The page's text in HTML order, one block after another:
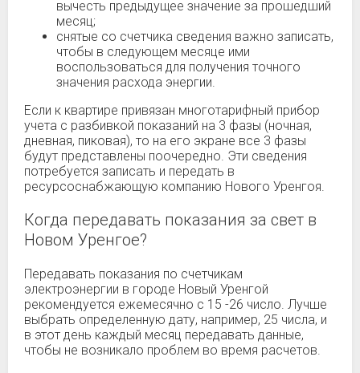
вычесть предыдущее значение за прошедший
месяц;
снятые со счетчика сведения важно записать,
чтобы в следующем месяце ими
воспользоваться для получения точного
значения расхода энергии.
Если к квартире привязан многотарифный прибор
учета с разбивкой показаний на 3 фазы (ночная,
дневная, пиковая), то на его экране все 3 фазы
будут представлены поочередно. Эти сведения
потребуется записать и передать в
ресурсоснабжающую компанию Нового Уренгоя.
Когда передавать показания за свет в
Новом Уренгое?
Передавать показания по счетчикам
электроэнергии в городе Новый Уренгой
рекомендуется ежемесячно с 15 -26 число. Лучше
выбрать определенную дату, например, 25 числа, и
в этот день каждый месяц передавать данные,
чтобы не возникало проблем во время расчетов.